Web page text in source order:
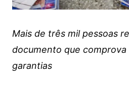
Mais de três mil pessoas
documento que comprova
garantias